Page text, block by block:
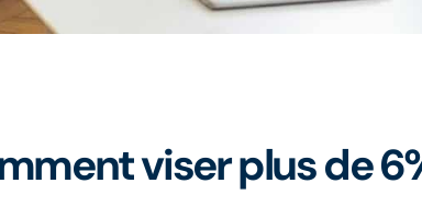
viser plus de